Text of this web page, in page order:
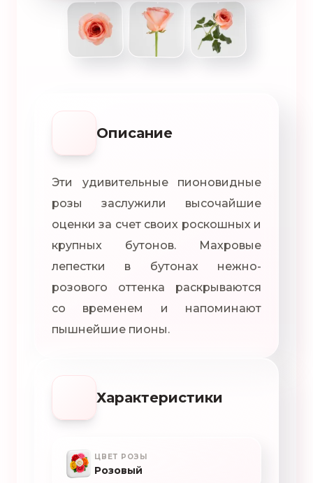
Описание
Эти удивительные пионовидные
розы заслужили высочайшие
оценки за счет своих роскошных и
крупных бутонов. Махровые
лепестки в бутонах нежно-
розового оттенка раскрываются
со временем и напоминают
пышнейшие пионы.
Характеристики
ЦВЕТ РОЗЫ
Розовый